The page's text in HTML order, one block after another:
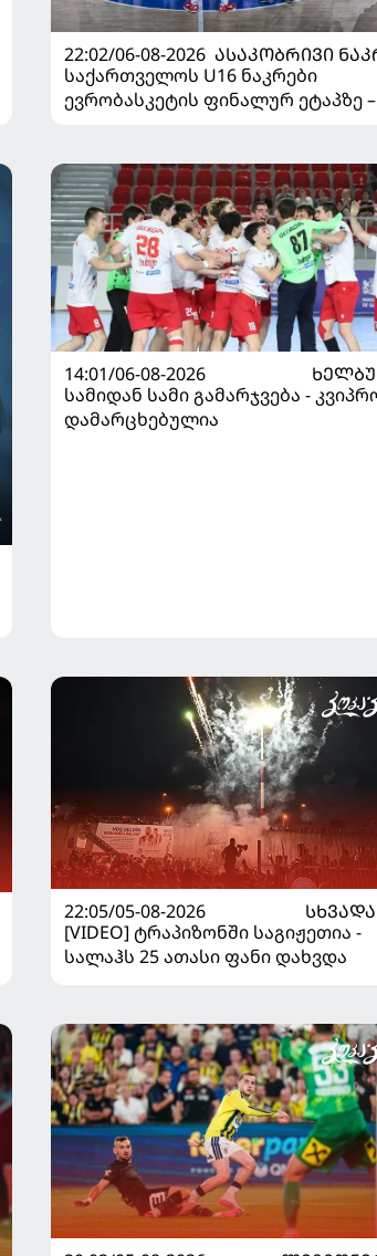
22:02/06-08-2026 ᲐᲡᲐᲙᲝᲑᲠᲘᲕᲘ
საქართველოს U16 ნაკრები
ევრობასკეტის ფინალურ ეტაპზე –
14:01/06-08-2026
სამიდან სამი გამარჯვება -
დამარცხებულია
22:05/05-08-2026
[VIDEO] ტრაპიზონში საგიჟეთია -
სალაჰს 25 ათასი ფანი დახვდა